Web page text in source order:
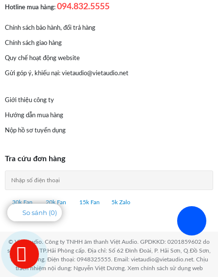
So sánh (0)
Hotline mua hàng: 094.832.5555
Chính sách bảo hành, đổi trả hàng
Chính sách giao hàng
Quy chế hoạt động website
Gửi góp ý, khiếu nại: vietaudio@vietaudio.net
Giới thiệu công ty
Hướng dẫn mua hàng
Nộp hồ sơ tuyển dụng
Tra cứu đơn hàng
30k Fan 20k Fan 15k Fan 5k Zalo
© Việt Audio. Công ty TNHH âm thanh Việt Audio. GPDKKD: 0201859602 do
sở KH & ĐT TP.Hải Phòng cấp. Địa chỉ: Số 62 Đình Đoài, P. Hải Sơn, Q.Đồ Sơn,
TP.Hải Phòng. Điện thoại: 0948325555. Email: vietaudio@vietaudio.net. Chịu
trách nhiệm nội dung: Nguyễn Việt Dương. Xem chính sách sử dụng web